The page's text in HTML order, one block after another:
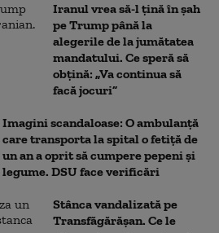
Iranul vrea să-l țină în șah
pe Trump până la
alegerile de la jumătatea
mandatului. Ce speră să
obțină: „Va continua să
facă jocuri”
Imagini scandaloase: O ambulanță
care transporta la spital o fetiță de
un an a oprit să cumpere pepeni și
legume. DSU face verificări
Stânca vandalizată pe
Transfăgărășan. Ce le